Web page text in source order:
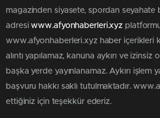
magazinden siyasete, spordan seyahate
adresiwww.afyonhaberleri.xyz
www.afyonhaberleri.xyz haber içerikleri
alıntı yapılamaz, kanuna aykırı ve
başka yerde yayınlanamaz. Aykırı işlem
başvuru hakkı saklı tutulmaktadır.
ettiğiniz için teşekkür ederiz.